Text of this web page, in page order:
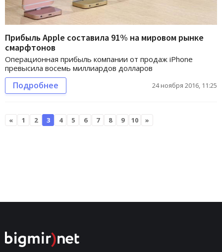
Прибыль Apple составила 91% на мировом рынке
смарфтонов
Операционная прибыль компании от продаж iPhone
превысила восемь миллиардов долларов
Подробнее 24 ноября 2016, 11:25
« 1 2 3 4 5 6 7 8 9 10 »